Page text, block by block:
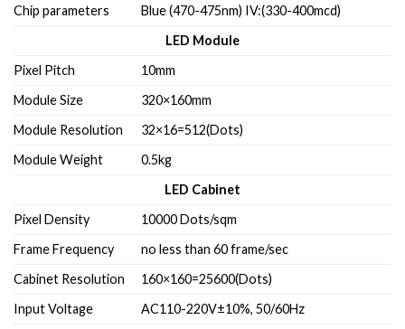
Chip parameters
Blue (470-475nm) IV:(330-400mcd)
LED Module
Pixel Pitch
10mm
Module Size
320×160mm
Module Resolution
32×16=512(Dots)
Module Weight
0.5kg
LED Cabinet
Pixel Density
10000 Dots/sqm
Frame Frequency
no less than 60 frame/sec
Cabinet Resolution
160×160=25600(Dots)
Input Voltage
AC110-220V±10%, 50/60Hz